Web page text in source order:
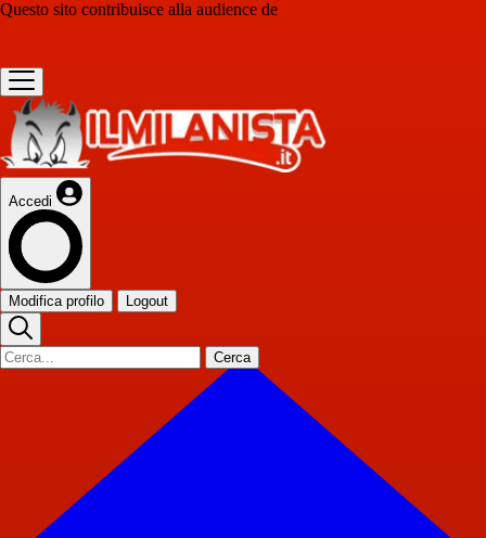
Questo sito contribuisce alla audience de
Accedi
Modifica profilo Logout
Cerca